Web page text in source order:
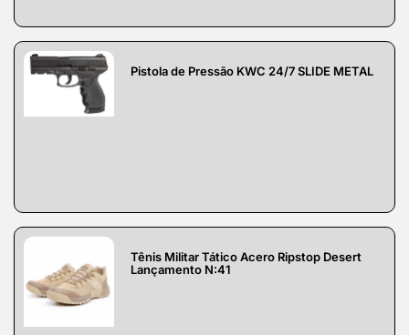
Pistola de Pressão KWC 24/7 SLIDE METAL
Tênis Militar Tático Acero Ripstop Desert
Lançamento N:41